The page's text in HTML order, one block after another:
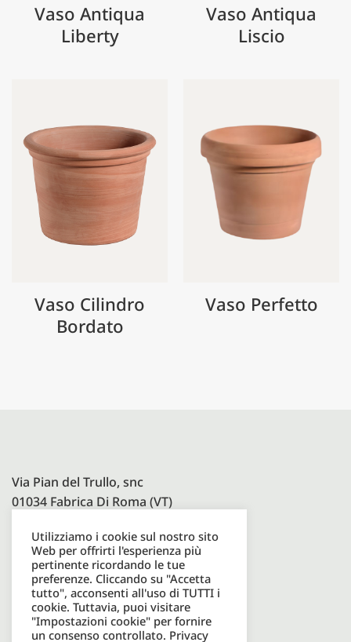
Vaso Antiqua
Liberty
Vaso Antiqua
Liscio
Vaso Cilindro
Bordato
Vaso Perfetto
Via Pian del Trullo, snc
01034 Fabrica Di Roma (VT)
Paolelli Garden Srl
P.I. 08600931003
Utilizziamo i cookie sul nostro sito
Web per offrirti l'esperienza più
pertinente ricordando le tue
preferenze. Cliccando su "Accetta
tutto", acconsenti all'uso di TUTTI i
cookie. Tuttavia, puoi visitare
"Impostazioni cookie" per fornire
un consenso controllato. Privacy